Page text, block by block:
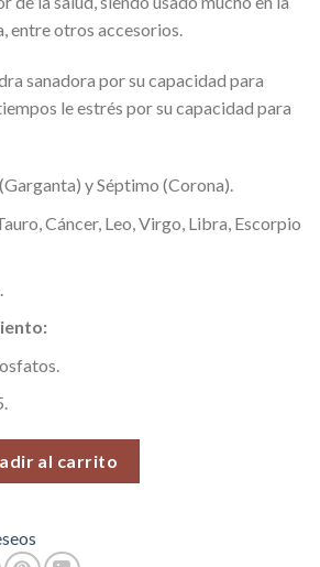
entre otros accesorios.
sanadora por su capacidad para
le estrés por su capacidad para
y Séptimo (Corona).
Cáncer, Leo, Virgo, Libra, Escorpio
al carrito